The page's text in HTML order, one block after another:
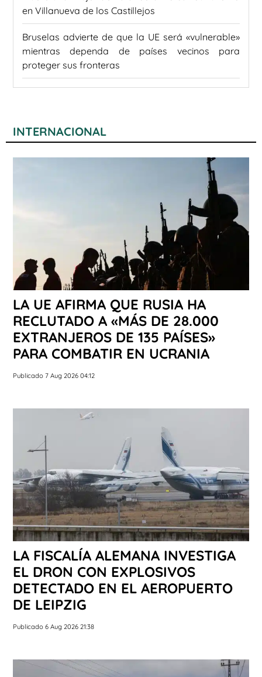
en Villanueva de los Castillejos
Bruselas advierte de que la UE será «vulnerable»
mientras dependa de países vecinos para
proteger sus fronteras
INTERNACIONAL
LA UE AFIRMA QUE RUSIA HA
RECLUTADO A «MÁS DE 28.000
EXTRANJEROS DE 135 PAÍSES»
PARA COMBATIR EN UCRANIA
Publicado 7 Aug 2026 04:12
LA FISCALÍA ALEMANA INVESTIGA
EL DRON CON EXPLOSIVOS
DETECTADO EN EL AEROPUERTO
DE LEIPZIG
Publicado 6 Aug 2026 21:38